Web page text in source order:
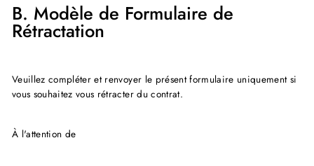
B. Modèle de Formulaire de
Rétractation
Veuillez compléter et renvoyer le présent formulaire uniquement si
vous souhaitez vous rétracter du contrat.
À l'attention de